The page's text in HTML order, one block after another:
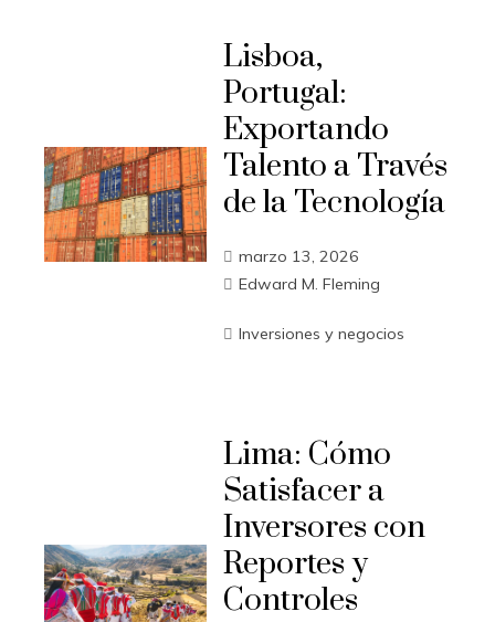
Lisboa,
Portugal:
Exportando
Talento a Través
de la Tecnología
marzo 13, 2026
Edward M. Fleming
Inversiones y negocios
Lima: Cómo
Satisfacer a
Inversores con
Reportes y
Controles